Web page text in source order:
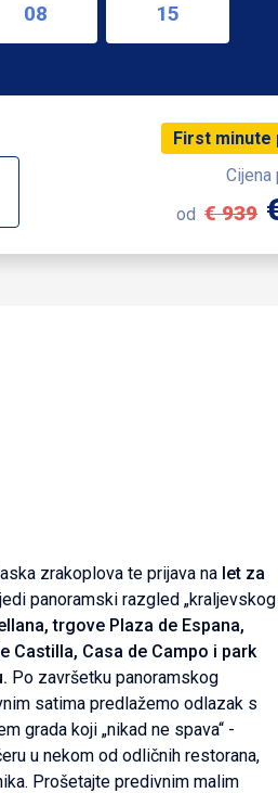
08 15
First minute
od € 939
zrakoplova te prijava na let za
panoramski razgled „kraljevskog
trgove Plaza de Espana,
Castilla, Casa de Campo i park
Po završetku panoramskog
satima predlažemo odlazak s
grada koji „nikad ne spava“ -
u nekom od odličnih restorana,
Prošetajte predivnim malim